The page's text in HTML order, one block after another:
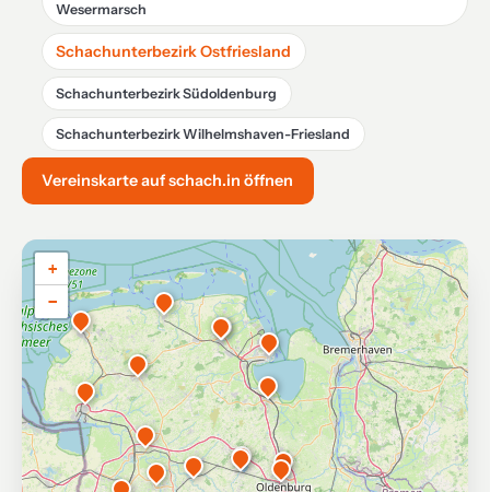
Wesermarsch
Schachunterbezirk Ostfriesland
Schachunterbezirk Südoldenburg
Schachunterbezirk Wilhelmshaven-Friesland
Vereinskarte auf schach.in öffnen
+
−